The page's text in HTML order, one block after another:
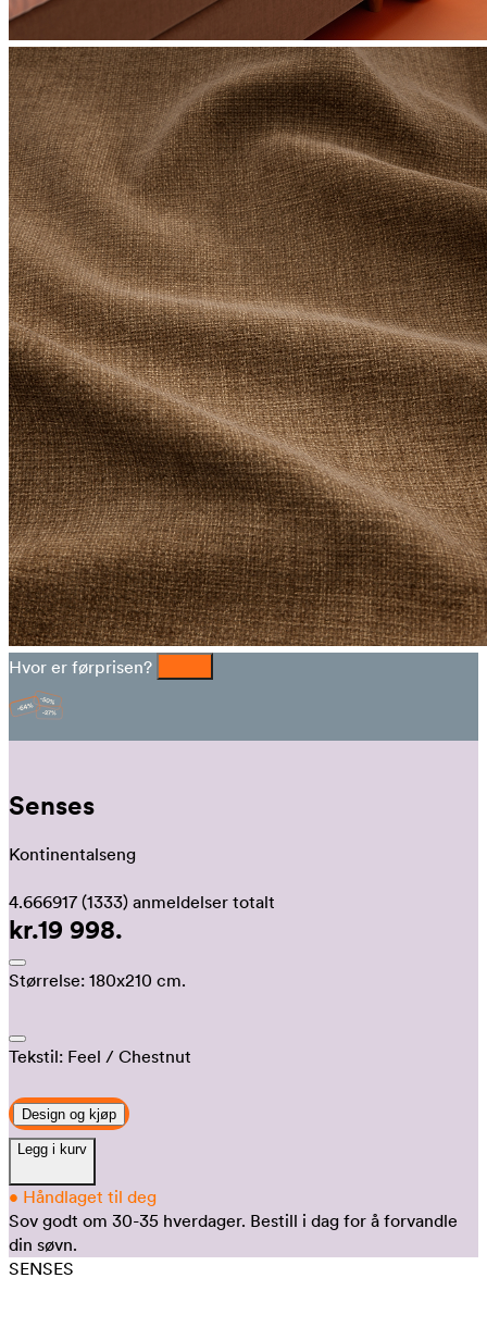
Hvor er førprisen?
Senses
Kontinentalseng
4.666917 (1333) anmeldelser totalt
kr.19 998.
Størrelse: 180x210 cm.
Tekstil: Feel / Chestnut
Design og kjøp
Legg i kurv
• Håndlaget til deg
Sov godt om 30-35 hverdager. Bestill i dag for å forvandle
din søvn.
SENSES